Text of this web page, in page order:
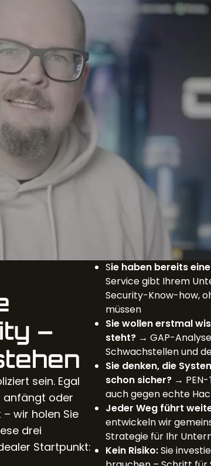
–
sein. Egal
anfängt oder
wir holen Sie
drei
Startpunkt:
Sie haben bereits
Service gibt Ihrem
Security-Know-how,
müssen
Sie wollen erstmal
steht? → GAP-
Schwachstellen und
Sie denken, die
schon sicher? →
auch gegen echte
Jeder Weg führt
entwickeln wir
Strategie für Ihr
Kein Risiko:Sie